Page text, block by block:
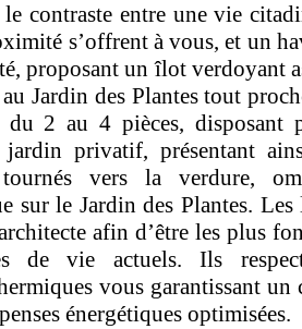
contraste entre une vie
s’offrent à vous, et un
proposant un îlot verdoyant
Jardin des Plantes tout
du 2 au 4 pièces, disposant
privatif, présentant
tournés vers la verdure,
sur le Jardin des Plantes.
afin d’être les plus
de vie actuels. Ils
vous garantissant
énergétiques optimisées.